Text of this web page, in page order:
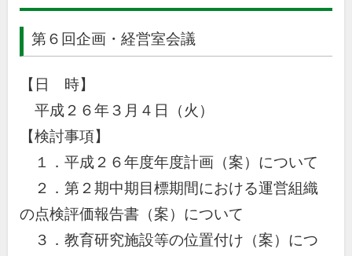
第６回企画・経営室会議
【日 時】
平成２６年３月４日（火）
【検討事項】
１．平成２６年度年度計画（案）について
２．第２期中期目標期間における運営組織
の点検評価報告書（案）について
３．教育研究施設等の位置付け（案）につ